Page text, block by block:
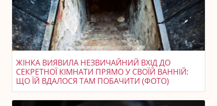
ЖІНКА ВИЯВИЛА НЕЗВИЧАЙНИЙ ВХІД ДО
СЕКРЕТНОЇ КІМНАТИ ПРЯМО У СВОЇЙ ВАННІЙ:
ЩО ЇЙ ВДАЛОСЯ ТАМ ПОБАЧИТИ (ФОТО)